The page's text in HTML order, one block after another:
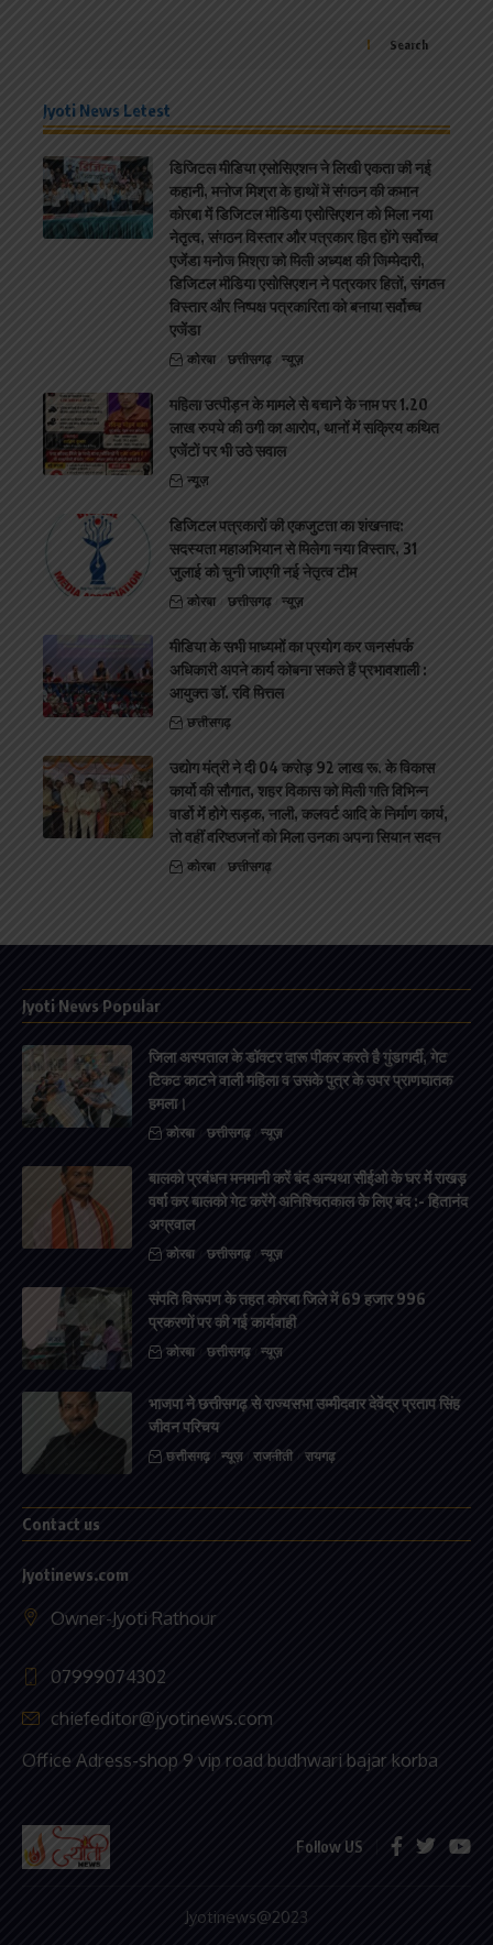
Search
Jyoti News Letest
डिजिटल मीडिया एसोसिएशन ने लिखी एकता की नई
कहानी, मनोज मिश्रा के हाथों में संगठन की कमान
कोरबा में डिजिटल मीडिया एसोसिएशन को मिला नया
नेतृत्व, संगठन विस्तार और पत्रकार हित होंगे सर्वोच्च
एजेंडा मनोज मिश्रा को मिली अध्यक्ष की जिम्मेदारी,
डिजिटल मीडिया एसोसिएशन ने पत्रकार हितों, संगठन
विस्तार और निष्पक्ष पत्रकारिता को बनाया सर्वोच्च
एजेंडा
कोरबा छत्तीसगढ़ न्यूज़
महिला उत्पीड़न के मामले से बचाने के नाम पर 1.20
लाख रुपये की ठगी का आरोप, थानों में सक्रिय कथित
एजेंटों पर भी उठे सवाल
न्यूज़
डिजिटल पत्रकारों की एकजुटता का शंखनाद:
सदस्यता महाअभियान से मिलेगा नया विस्तार, 31
जुलाई को चुनी जाएगी नई नेतृत्व टीम
कोरबा छत्तीसगढ़ न्यूज़
मीडिया के सभी माध्यमों का प्रयोग कर जनसंपर्क
अधिकारी अपने कार्य कोबना सकते हैं प्रभावशाली :
आयुक्त डॉ. रवि मित्तल
छत्तीसगढ़
उद्योग मंत्री ने दी 04 करोड़ 92 लाख रू. के विकास
कार्यो की सौगात, शहर विकास को मिली गति विभिन्न
वार्डो मेंं होगे सड़क, नाली, कलवर्ट आदि के निर्माण कार्य,
तो वहीं वरिष्ठजनों को मिला उनका अपना सियान सदन
कोरबा छत्तीसगढ़
Jyoti News Popular
जिला अस्पताल के डॉक्टर दारू पीकर करते है गुंडागर्दी, गेट
टिकट काटने वाली महिला व उसके पुत्र के उपर प्राणघातक
हमला।
कोरबा छत्तीसगढ़ न्यूज़
बालको प्रबंधन मनमानी करें बंद अन्यथा सीईओ के घर में राखड़
वर्षा कर बालको गेट करेंगे अनिश्चितकाल के लिए बंद :- हितानंद
अग्रवाल
कोरबा छत्तीसगढ़ न्यूज़
संपति विरूपण के तहत कोरबा जिले में 69 हजार 996
प्रकरणों पर की गई कार्यवाही
कोरबा छत्तीसगढ़ न्यूज़
भाजपा ने छत्तीसगढ़ से राज्यसभा उम्मीदवार देवेंद्र प्रताप सिंह
जीवन परिचय
छत्तीसगढ़ न्यूज़ राजनीती रायगढ़
Contact us
Jyotinews.com
Owner-Jyoti Rathour
07999074302
chiefeditor@jyotinews.com
Office Adress-shop 9 vip road budhwari bajar korba
Follow US
Jyotinews@2023